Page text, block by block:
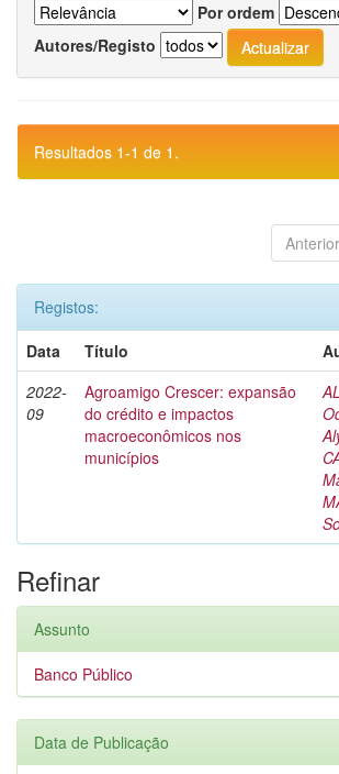
Por ordem
Autores/Registo
Resultados 1-1 de 1.
Anterior
Registos:
Data
Título
2022-
09
Agroamigo Crescer: expansão
do crédito e impactos
macroeconômicos nos
municípios
Refinar
Assunto
Banco Público
Data de Publicação